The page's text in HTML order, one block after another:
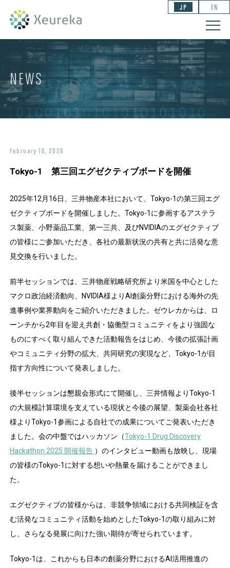
NEWS
February 16, 2026
Tokyo-1 第三回エグゼクティブボードを開催
2025年12月16日、三井物産本社において、Tokyo-1の第三回エグ
ゼクティブボードを開催しました。Tokyo-1に参画するアステラ
ス製薬、小野薬品工業、第一三共、及びNVIDIAのエグゼクティブ
の皆様にご参加いただき、各社の最新状況の共有と共に活発な意
見交換を行いました。
前半セッションでは、三井物産戦略研究所より米国を中心とした
マクロ政治経済動向、NVIDIA様よりAI創薬分野における海外の先
進事例や業界動向をご紹介いただきました。ゼウレカからは、ロ
ーンチから2年目を迎え共創・協働型コミュニティをより強固な
ものにすべく取り組んできた活動報告をはじめ、今後の拡張計画
やコミュニティ分野の拡大、共同研究の実現など、Tokyo-1が目
指す方向性について発表しました。
後半セッションは懇親会形式にて開催し、三井情報よりTokyo-1
の大規模計算環境を支えている現状と今後の展望、製薬会社各社
様よりTokyo-1参画による自社での成果についてご発表いただき
ました。会の中盤ではハッカソン（Tokyo-1 Drug Discovery
Hackathon 2025 開催報告 ）のインタビュー動画も放映し、現場
の皆様のTokyo-1に対する想いや熱量を届けることができまし
た。
エグゼクティブの皆様からは、非競争領域における共同検証を含
む活発なコミュニティ活動を始めとしたTokyo-1の取り組みに対
し、さらなる発展に向けた強い期待が寄せられています。
Tokyo-1は、これからも日本の創薬分野におけるAI活用推進の
EN
JP